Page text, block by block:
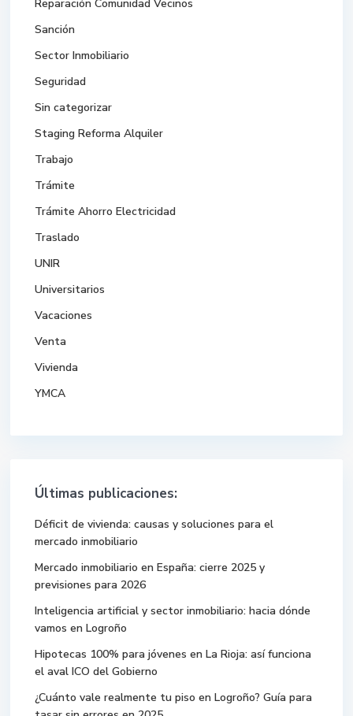
Reparación Comunidad Vecinos
Sanción
Sector Inmobiliario
Seguridad
Sin categorizar
Staging Reforma Alquiler
Trabajo
Trámite
Trámite Ahorro Electricidad
Traslado
UNIR
Universitarios
Vacaciones
Venta
Vivienda
YMCA
Últimas publicaciones:
Déficit de vivienda: causas y soluciones para el
mercado inmobiliario
Mercado inmobiliario en España: cierre 2025 y
previsiones para 2026
Inteligencia artificial y sector inmobiliario: hacia dónde
vamos en Logroño
Hipotecas 100% para jóvenes en La Rioja: así funciona
el aval ICO del Gobierno
¿Cuánto vale realmente tu piso en Logroño? Guía para